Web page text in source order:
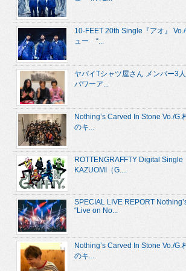
10-FEET 20th Single『アオ』
ュー “...
ヤバイTシャツ屋さん メンバー3
パワーア...
Nothing’s Carved In Stone Vo./G.
のキ...
ROTTENGRAFFTY Digital Single
KAZUOMI（G....
SPECIAL LIVE REPORT
“Live on No...
Nothing’s Carved In Stone Vo./G.
のキ...